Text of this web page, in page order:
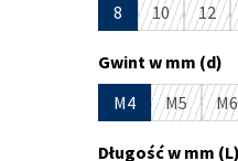
8
10
(Ta opcja
12
(Ta
Wybierz
Gwint w mm (d)
M4
M5
(Ta opcja
M6
Wybierz
Długość w mm (L)